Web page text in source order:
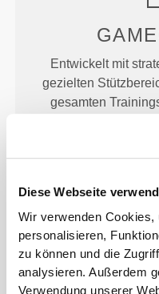
Diese Webseite
Wir verwenden
personalisieren,
zu können und die
analysieren. Außerdem
Verwendung unserer
Entwickelt mit
gezielten
gesamten
MEHR
Wir verwenden für